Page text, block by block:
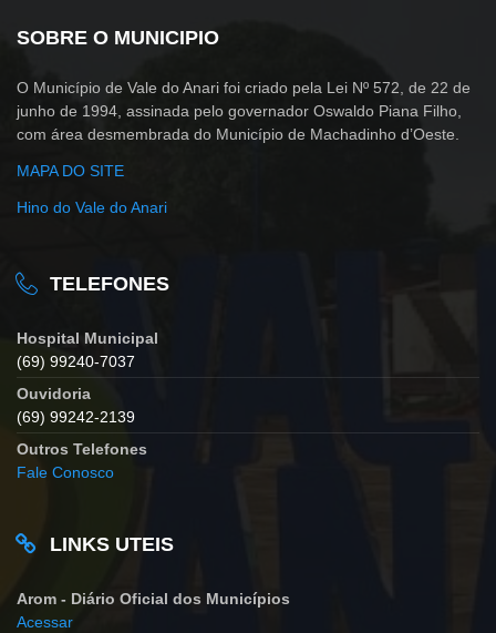
SOBRE O MUNICIPIO
O Município de Vale do Anari foi criado pela Lei Nº 572, de 22 de
junho de 1994, assinada pelo governador Oswaldo Piana Filho,
com área desmembrada do Município de Machadinho d’Oeste.
MAPA DO SITE
Hino do Vale do Anari
TELEFONES
Hospital Municipal
(69) 99240-7037
Ouvidoria
(69) 99242-2139
Outros Telefones
Fale Conosco
LINKS UTEIS
Arom - Diário Oficial dos Municípios
Acessar